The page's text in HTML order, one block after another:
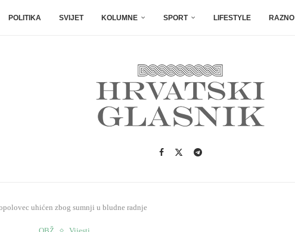
POLITIKA SVIJET KOLUMNE SPORT LIFESTYLE RAZNO
uhićen zbog sumnji u bludne radnje